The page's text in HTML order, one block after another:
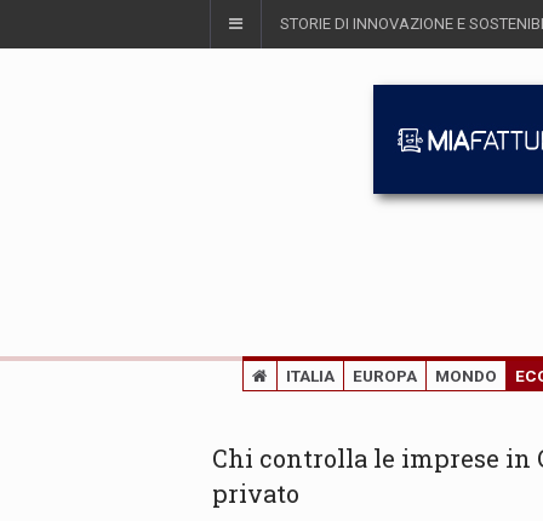
STORIE DI INNOVAZIONE E
ITALIA EUROPA MONDO
Chi controlla le imprese in
privato